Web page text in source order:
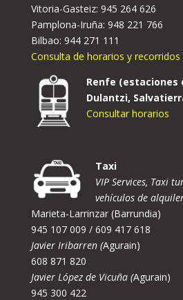
Vitoria-Gasteiz: 945 264 626
Pamplona-Iruña: 948 221 766
Bilbao: 944 271 111
Consulta de horarios y recorridos
Renfe (estaciones
Dulantzi,
Consultar horarios
Taxi
VIP Services, Taxi
vehículos de
Marieta-Larrinzar (Barrundia)
945 107 009 / 609 417 618
Javier Iribarren (Agurain)
608 871 820
Javier López de Vicuña (Agurain)
945 300 422